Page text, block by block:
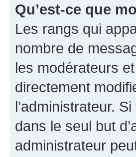
Qu’est-ce que
Les rangs qui
nombre de
les modérateurs
directement
l’administrateur.
dans le seul but
administrateur